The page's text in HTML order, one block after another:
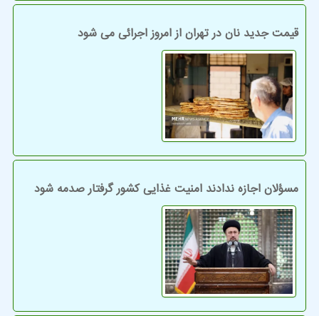
قیمت جدید نان در تهران از امروز اجرائی می شود
مسؤلان اجازه ندادند امنیت غذایی کشور گرفتار صدمه شود